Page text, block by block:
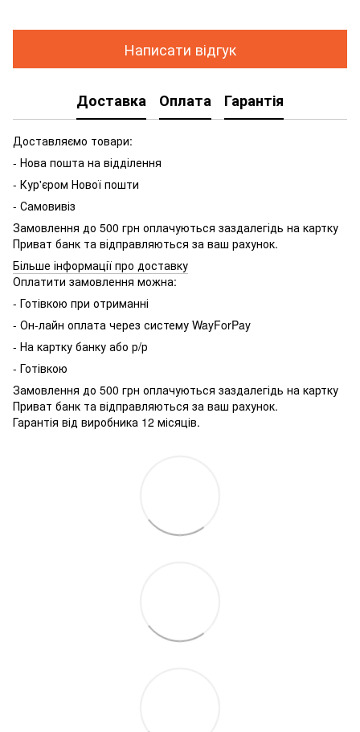
Написати відгук
Доставка Оплата Гарантія
Доставляємо товари:
- Нова пошта на відділення
- Кур'єром Нової пошти
- Самовивіз
Замовлення до 500 грн оплачуються заздалегідь на картку
Приват банк та відправляються за ваш рахунок.
Більше інформації про доставку
Оплатити замовлення можна:
- Готівкою при отриманні
- Он-лайн оплата через систему WayForPay
- На картку банку або р/р
- Готівкою
Замовлення до 500 грн оплачуються заздалегідь на картку
Приват банк та відправляються за ваш рахунок.
Гарантія від виробника 12 місяців.